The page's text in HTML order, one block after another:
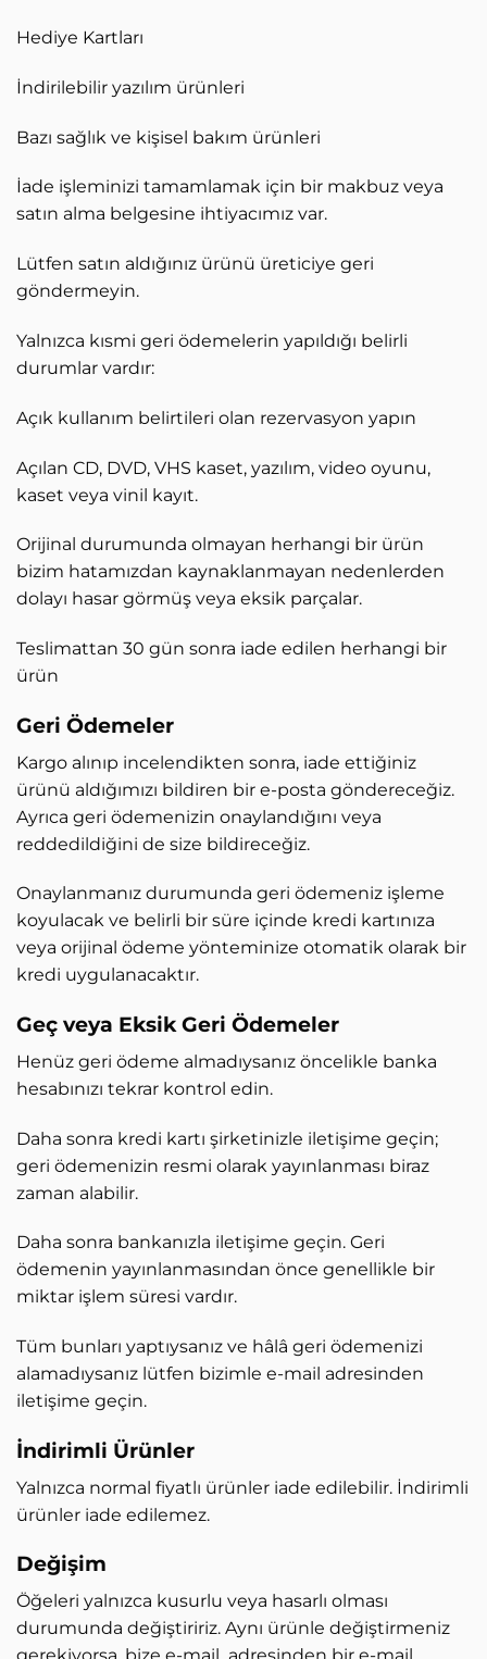
Hediye Kartları
İndirilebilir yazılım ürünleri
Bazı sağlık ve kişisel bakım ürünleri
İade işleminizi tamamlamak için bir makbuz veya
satın alma belgesine ihtiyacımız var.
Lütfen satın aldığınız ürünü üreticiye geri
göndermeyin.
Yalnızca kısmi geri ödemelerin yapıldığı belirli
durumlar vardır:
Açık kullanım belirtileri olan rezervasyon yapın
Açılan CD, DVD, VHS kaset, yazılım, video oyunu,
kaset veya vinil kayıt.
Orijinal durumunda olmayan herhangi bir ürün
bizim hatamızdan kaynaklanmayan nedenlerden
dolayı hasar görmüş veya eksik parçalar.
Teslimattan 30 gün sonra iade edilen herhangi bir
ürün
Geri Ödemeler
Kargo alınıp incelendikten sonra, iade ettiğiniz
ürünü aldığımızı bildiren bir e-posta göndereceğiz.
Ayrıca geri ödemenizin onaylandığını veya
reddedildiğini de size bildireceğiz.
Onaylanmanız durumunda geri ödemeniz işleme
koyulacak ve belirli bir süre içinde kredi kartınıza
veya orijinal ödeme yönteminize otomatik olarak bir
kredi uygulanacaktır.
Geç veya Eksik Geri Ödemeler
Henüz geri ödeme almadıysanız öncelikle banka
hesabınızı tekrar kontrol edin.
Daha sonra kredi kartı şirketinizle iletişime geçin;
geri ödemenizin resmi olarak yayınlanması biraz
zaman alabilir.
Daha sonra bankanızla iletişime geçin. Geri
ödemenin yayınlanmasından önce genellikle bir
miktar işlem süresi vardır.
Tüm bunları yaptıysanız ve hâlâ geri ödemenizi
alamadıysanız lütfen bizimle e-mail adresinden
iletişime geçin.
İndirimli Ürünler
Yalnızca normal fiyatlı ürünler iade edilebilir. İndirimli
ürünler iade edilemez.
Değişim
Öğeleri yalnızca kusurlu veya hasarlı olması
durumunda değiştiririz. Aynı ürünle değiştirmeniz